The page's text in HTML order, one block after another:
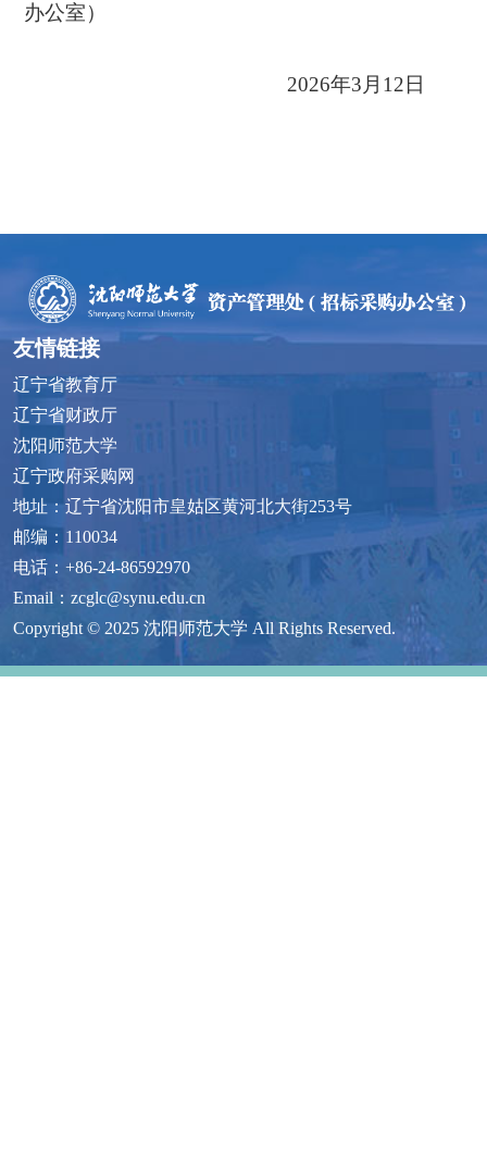
办公室）
2026年3月12日
友情链接
辽宁省教育厅
辽宁省财政厅
沈阳师范大学
辽宁政府采购网
地址：辽宁省沈阳市皇姑区黄河北大街253号
邮编：110034
电话：+86-24-86592970
Email：zcglc@synu.edu.cn
Copyright © 2025 沈阳师范大学 All Rights Reserved.